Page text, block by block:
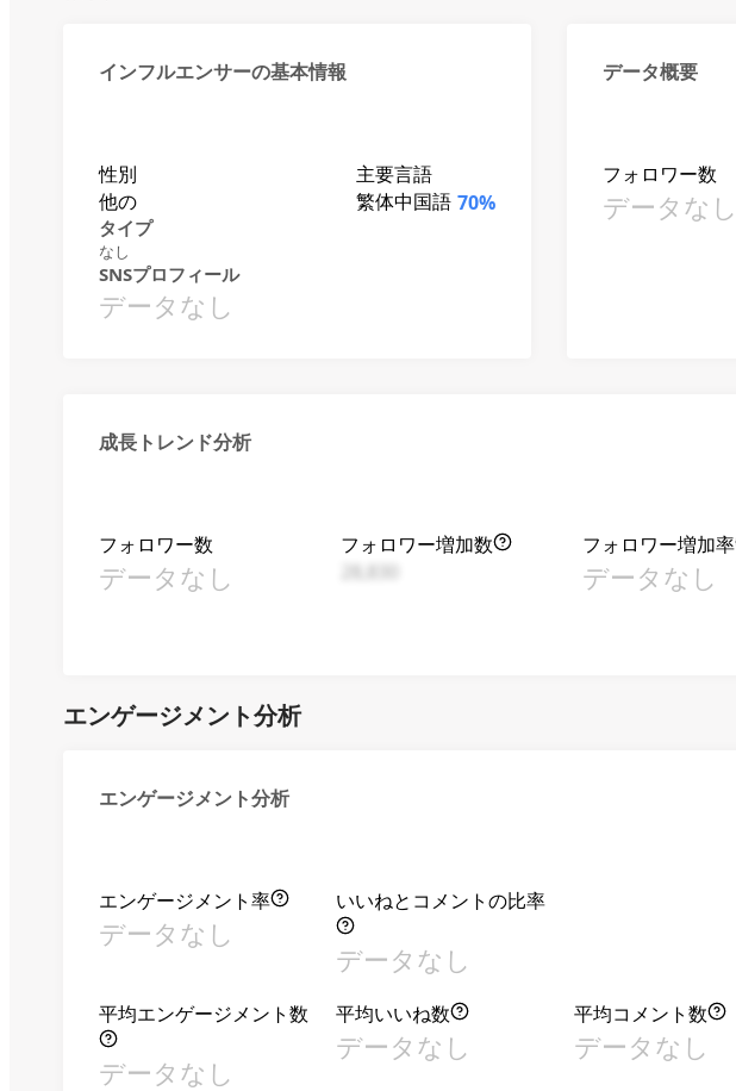
インフルエンサーの基本情報
性別
他の
主要言語
繁体中国語 70%
タイプ
なし
SNSプロフィール
データなし
データ概要
フォロワー数
データなし
成長トレンド分析
フォロワー数
データなし
フォロワー増加数
フォロワー増加率
データなし
エンゲージメント分析
エンゲージメント分析
エンゲージメント率
データなし
いいねとコメントの比率
データなし
平均エンゲージメント数
データなし
平均いいね数
データなし
平均コメント数
データなし